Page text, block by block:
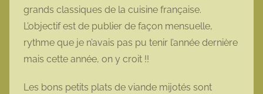
o
t
t
e
grands classiques de la cuisine française.
L’objectif est de publier de façon mensuelle,
rythme que je n’avais pas pu tenir l’année dernière
mais cette année, on y croit !!
Les bons petits plats de viande mijotés sont